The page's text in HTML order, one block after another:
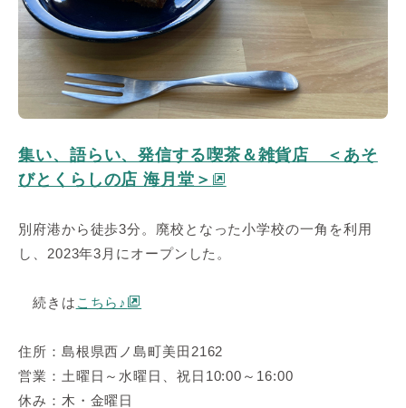
集い、語らい、発信する喫茶＆雑貨店 ＜あそ
びとくらしの店 海月堂＞
別府港から徒歩3分。廃校となった小学校の一角を利用
し、2023年3月にオープンした。
続きは こちら♪
住所：島根県西ノ島町美田2162
営業：土曜日～水曜日、祝日10:00～16:00
休み：木・金曜日